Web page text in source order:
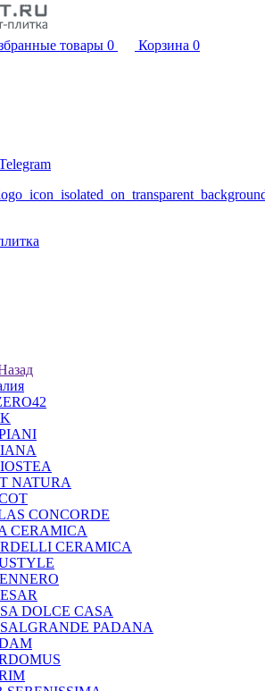
товары 0 Корзина 0
NATURA
CONCORDE
CERAMICA
CERAMICA
DOLCE CASA
PADANA